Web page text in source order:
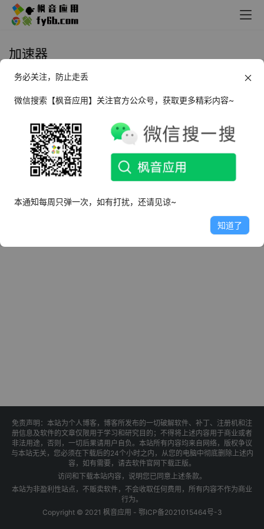
加速器
2023年2月19日
Android+iOS biubiu手游加速器
_3.33.0
免责声明：本站为个人博客，博客所发布的一切破解软件、补丁、注册机和注
册信息及软件的文章仅限用于学习和研究目的；不得将上述内容用于商业或者
非法用途，否则，一切后果请用户自负。本站所有内容均来自网络，版权争议
与本站无关，您必须在下载后的24个小时之内，从您的电脑中彻底删除上述内
容，如有需要，请去软件官网下载正版。
访问和下载本站内容，说明您已同意上述条款。
本站为非盈利性站点，不贩卖软件，不会收取任何费用，所有内容不作为商业
行为。
Copyright © 2021 枫音应用 - 鄂ICP备2021015464号-3
务必关注，防止走丢
微信搜索【枫音应用】关注官方公众号，获取更多精彩内容~
本通知每周只弹一次，如有打扰，还请见谅~
知道了